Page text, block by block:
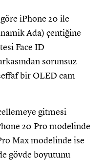
iPhone 20 ile
Ada) çentiğine
Face ID
sorunsuz
bir OLED cam
gitmesi
20 Pro modelinde
Max modelinde ise
gövde boyutunu